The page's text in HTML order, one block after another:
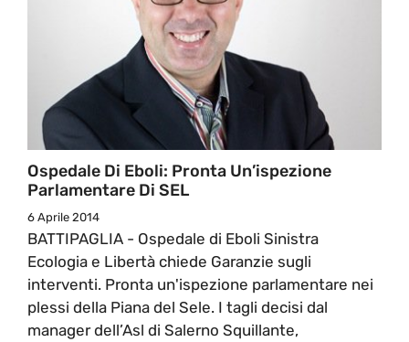
Ospedale Di Eboli: Pronta Un’ispezione
Parlamentare Di SEL
6 Aprile 2014
BATTIPAGLIA - Ospedale di Eboli Sinistra
Ecologia e Libertà chiede Garanzie sugli
interventi. Pronta un'ispezione parlamentare nei
plessi della Piana del Sele. I tagli decisi dal
manager dell’Asl di Salerno Squillante,